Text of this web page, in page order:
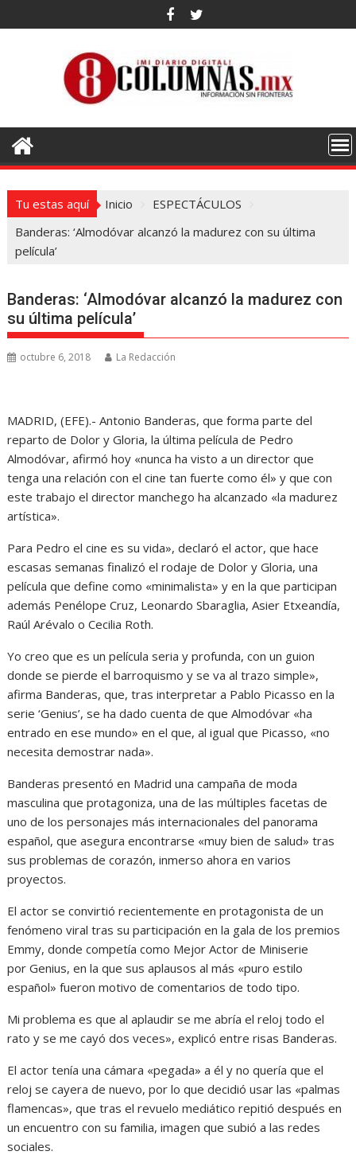
al
Tu estas aquí Inicio
ESPECTÁCULOS
Banderas: ‘Almodóvar alcanzó la madurez con su última
película’
Banderas: ‘Almodóvar alcanzó la madurez con
su última película’
octubre 6, 2018 La Redacción
MADRID, (EFE).- Antonio Banderas, que forma parte del
reparto de Dolor y Gloria, la última película de Pedro
Almodóvar, afirmó hoy «nunca ha visto a un director que
tenga una relación con el cine tan fuerte como él» y que con
este trabajo el director manchego ha alcanzado «la madurez
artística».
Para Pedro el cine es su vida», declaró el actor, que hace
escasas semanas finalizó el rodaje de Dolor y Gloria, una
película que define como «minimalista» y en la que participan
además Penélope Cruz, Leonardo Sbaraglia, Asier Etxeandía,
Raúl Arévalo o Cecilia Roth.
Yo creo que es un película seria y profunda, con un guion
donde se pierde el barroquismo y se va al trazo simple»,
afirma Banderas, que, tras interpretar a Pablo Picasso en la
serie ‘Genius’, se ha dado cuenta de que Almodóvar «ha
entrado en ese mundo» en el que, al igual que Picasso, «no
necesita demostrar nada».
Banderas presentó en Madrid una campaña de moda
masculina que protagoniza, una de las múltiples facetas de
uno de los personajes más internacionales del panorama
español, que asegura encontrarse «muy bien de salud» tras
sus problemas de corazón, inmerso ahora en varios
proyectos.
El actor se convirtió recientemente en protagonista de un
fenómeno viral tras su participación en la gala de los premios
Emmy, donde competía como Mejor Actor de Miniserie
por Genius, en la que sus aplausos al más «puro estilo
español» fueron motivo de comentarios de todo tipo.
Mi problema es que al aplaudir se me abría el reloj todo el
rato y se me cayó dos veces», explicó entre risas Banderas.
El actor tenía una cámara «pegada» a él y no quería que el
reloj se cayera de nuevo, por lo que decidió usar las «palmas
flamencas», que tras el revuelo mediático repitió después en
un encuentro con su familia, imagen que subió a las redes
sociales.